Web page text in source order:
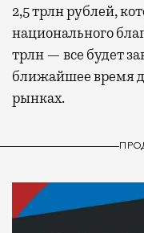
2,5 трлн рублей,
национального
трлн — все будет
ближайшее время
рынках.